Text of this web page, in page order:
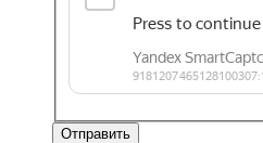
Отправить